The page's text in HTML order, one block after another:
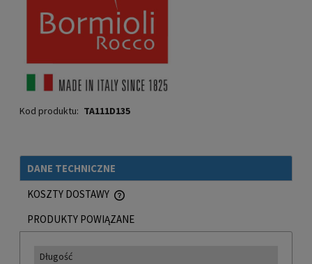
Kod produktu: TA111D135
DANE TECHNICZNE
KOSZTY DOSTAWY
CENA NIE ZAWIERA EWENTUALNYCH KOSZTÓW PŁATNOŚCI
PRODUKTY POWIĄZANE
Długość